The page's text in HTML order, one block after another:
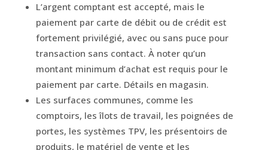
L’argent comptant est accepté, mais le
paiement par carte de débit ou de crédit est
fortement privilégié, avec ou sans puce pour
transaction sans contact. À noter qu’un
montant minimum d’achat est requis pour le
paiement par carte. Détails en magasin.
Les surfaces communes, comme les
comptoirs, les îlots de travail, les poignées de
portes, les systèmes TPV, les présentoirs de
produits, le matériel de vente et les